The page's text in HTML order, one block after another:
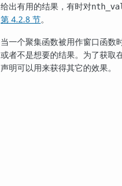
给出有用的结果，有时对
第 4.2.8 节。
当一个聚集函数被用作窗口函数
或者不是想要的结果。为了获取
声明可以用来获得其它的效果。